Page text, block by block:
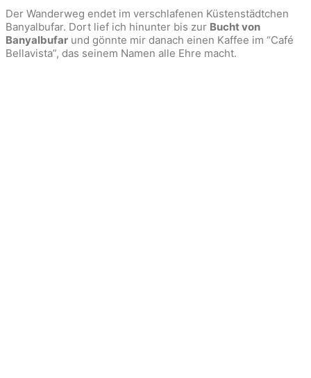
Der Wanderweg endet im verschlafenen Küstenstädtchen
Banyalbufar. Dort lief ich hinunter bis zur Bucht von
Banyalbufar und gönnte mir danach einen Kaffee im “Café
Bellavista”, das seinem Namen alle Ehre macht.